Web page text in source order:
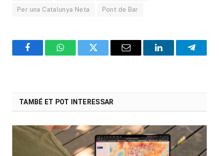
Per una Catalunya Neta Pont de Bar
FacebookWhatsAppTwitter Email LinkedIn
TAMBÉ ET POT INTERESSAR